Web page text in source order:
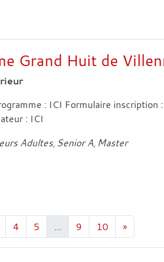
Grand Huit de
: ICI Formulaire inscription
: ICI
Adultes Senior A Master
4 5 ... 9 10 »